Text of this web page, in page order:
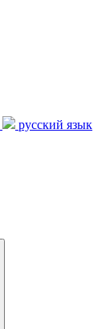
русский язык